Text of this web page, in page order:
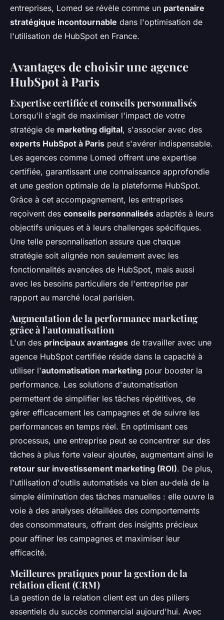
entreprises, Lomed se révèle comme un partenaire
stratégique incontournable dans l'optimisation de
l'utilisation de HubSpot en France.
Avantages de choisir une agence
HubSpot à Paris
Expertise certifiée et conseils personnalisés
Lorsqu'il s'agit de maximiser l'impact de votre
stratégie de marketing digital, s'associer avec des
experts HubSpot à Paris peut s'avérer indispensable.
Les agences comme Lomed offrent une expertise
certifiée, garantissant une connaissance approfondie
et une gestion optimale de la plateforme HubSpot.
Grâce à cet accompagnement, les entreprises
reçoivent des conseils personnalisés adaptés à leurs
objectifs uniques et à leurs challenges spécifiques.
Une telle personnalisation assure que chaque
stratégie soit alignée non seulement avec les
fonctionnalités avancées de HubSpot, mais aussi
avec les besoins particuliers de l'entreprise par
rapport au marché local parisien.
Augmentation de la performance marketing
grâce à l'automatisation
L'un des principaux avantages de travailler avec une
agence HubSpot certifiée réside dans la capacité à
utiliser l'automatisation marketing pour booster la
performance. Les solutions d'automatisation
permettent de simplifier les tâches répétitives, de
gérer efficacement les campagnes et de suivre les
performances en temps réel. En optimisant ces
processus, une entreprise peut se concentrer sur des
tâches à plus forte valeur ajoutée, augmentant ainsi le
retour sur investissement marketing (ROI). De plus,
l'utilisation d'outils automatisés va bien au-delà de la
simple élimination des tâches manuelles : elle ouvre la
voie à des analyses détaillées des comportements
des consommateurs, offrant des insights précieux
pour affiner les campagnes et maximiser leur
efficacité.
Meilleures pratiques pour la gestion de la
relation client (CRM)
La gestion de la relation client est un des piliers
essentiels du succès commercial aujourd'hui. Avec